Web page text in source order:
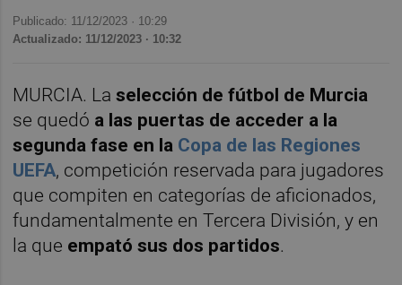
Publicado: 11/12/2023 · 10:29
Actualizado: 11/12/2023 · 10:32
MURCIA. Laselección de fútbol de Murcia
se quedó a las puertas de acceder a la
segunda fase en la Copa de las Regiones
UEFA, competición reservada para jugadores
que compiten en categorías de aficionados,
fundamentalmente en Tercera División, y en
la que empató sus dos partidos.